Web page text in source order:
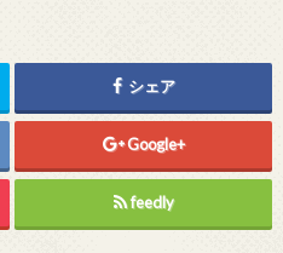
シェア
Google+
feedly